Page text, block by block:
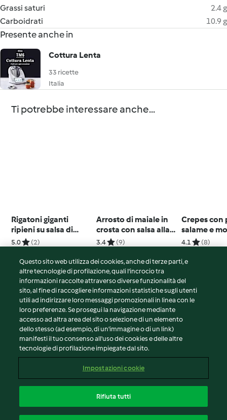
Grassi saturi
2.4 g
Carboidrati
10.9 g
Presente anche in
Cottura Lenta
33 ricette
Italia
Ti potrebbe interessare anche...
Rigatoni giganti
ripieni su salsa di
pomodoro
5.0 (2)
Arrosto di maiale in
crosta con salsa alla
birra
3.4 (9)
Crepes con
salame e
4.1 (8)
© Copyright 2026
Termini del servizio
Informativa sulla privacy
Avvertenze generali
Note legali
Contenuto del rapporto
Dichiarazione di accessibilità
Questo sito web utilizza dei cookies, anche di terze parti, e
altre tecnologie di profilazione, quali l’incrocio tra
informazioni raccolte attraverso diverse funzionalità del
sito, al fine di raccogliere informazioni statistiche sugli utenti
utili ad indirizzare loro messaggi promozionali in linea con le
loro preferenze. Se prosegui la navigazione mediante
accesso ad altra area del sito o selezione di un elemento
dello stesso (ad esempio, di un'immagine o di un link)
manifesti il tuo consenso all'uso dei cookies e delle altre
tecnologie di profilazione impiegate dal sito.
Impostazioni cookie
Rifiuta tutti